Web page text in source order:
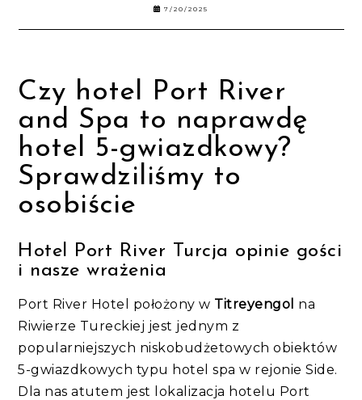
7/20/2025
Czy hotel Port River
and Spa to naprawdę
hotel 5-gwiazdkowy?
Sprawdziliśmy to
osobiście
Hotel Port River Turcja opinie gości
i nasze wrażenia
Port River Hotel położony w Titreyengol na
Riwierze Tureckiej jest jednym z
popularniejszych niskobudżetowych obiektów
5-gwiazdkowych typu hotel spa w rejonie Side.
Dla nas atutem jest lokalizacja hotelu Port